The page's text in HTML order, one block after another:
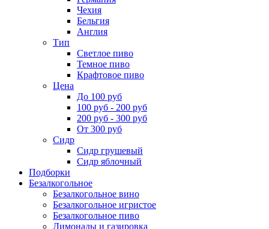
Чехия
Бельгия
Англия
Тип
Светлое пиво
Темное пиво
Крафтовое пиво
Цена
До 100 руб
100 руб - 200 руб
200 руб - 300 руб
От 300 руб
Сидр
Сидр грушевый
Сидр яблочный
Подборки
Безалкогольное
Безалкогольное вино
Безалкогольное игристое
Безалкогольное пиво
Лимонады и газировка